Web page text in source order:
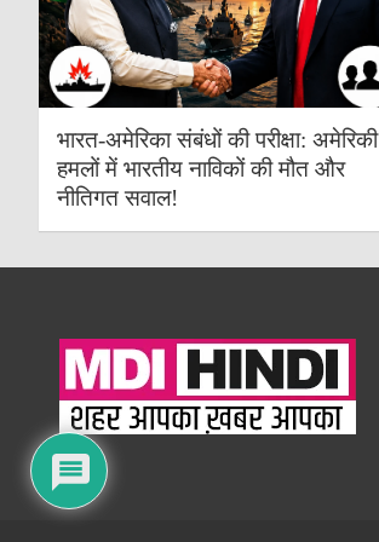
भारत-अमेरिका संबंधों की परीक्षा: अमेरिकी
हमलों में भारतीय नाविकों की मौत और
नीतिगत सवाल!